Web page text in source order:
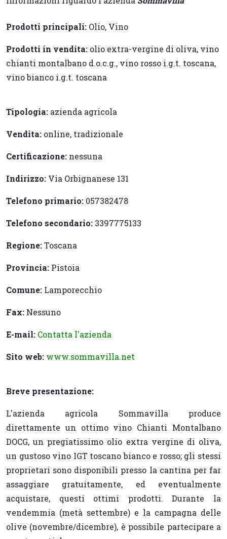
Prodotti principali: Olio, Vino
Prodotti in vendita: olio extra-vergine di oliva, vino
chianti montalbano d.o.c.g., vino rosso i.g.t. toscana,
vino bianco i.g.t. toscana
Tipologia: azienda agricola
Vendita: online, tradizionale
Certificazione: nessuna
Indirizzo: Via Orbignanese 131
Telefono primario: 057382478
Telefono secondario: 3397775133
Regione:Toscana
Provincia: Pistoia
Comune: Lamporecchio
Fax: Nessuno
E-mail: Contatta l'azienda
Sito web: www.sommavilla.net
Breve presentazione:
L'azienda agricola Sommavilla produce
direttamente un ottimo vino Chianti Montalbano
DOCG, un pregiatissimo olio extra vergine di oliva,
un gustoso vino IGT toscano bianco e rosso; gli stessi
proprietari sono disponibili presso la cantina per far
assaggiare gratuitamente, ed eventualmente
acquistare, questi ottimi prodotti. Durante la
vendemmia (metà settembre) e la campagna delle
olive (novembre/dicembre), è possibile partecipare a